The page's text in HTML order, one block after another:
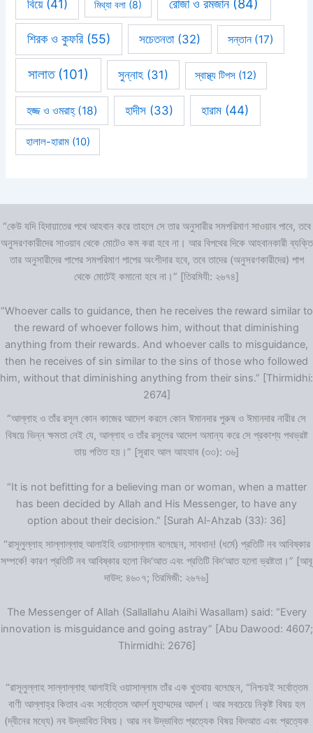
বিয়ে(41) মিথ্যা বলা(8) রোজা ও রমজান (84)
শিরক ও কুফরি(55) সচেতনতা(32) সন্তান(17)
সালাত(101) সুন্নাহ (31) স্বাস্থ্য টিপস (12)
হজ্জ ও ওমরাহ্‌(18) হাদীস(33) হারাম (44)
হালাল-হারাম(10)
“কেউ যদি হিদায়াতের পথে আহবান করে তাহলে সে তার অনুসারীর সমপরিমাণ সাওয়াব পাবে, তবে
অনুসরণকারীদের সাওয়াব থেকে মোটেও কম করা হবে না। আর বিপথের দিকে আহবানকারী ব্যক্তি
তার অনুসারীদের পাপের সমপরিমাণ পাপের অংশীদার হবে, তবে তাদের (অনুসরণকারীদের) পাপ
থেকে মোটেই কমানো হবে না।” [তিরমিযী: ২৬৭৪]
“Whoever calls to guidance, then he receives the reward similar to
the reward of whoever follows him, without that diminishing
anything from their rewards. And whoever calls to misguidance,
then he receives of sin similar to the sins of those who followed
him, without that diminishing anything from their sins.” [Thirmidhi:
2674]
“আল্লাহ ও তাঁর রসূল কোন কাজের আদেশ করলে কোন ঈমানদার পুরুষ ও ঈমানদার নারীর সে
বিষয়ে ভিন্ন ক্ষমতা নেই যে, আল্লাহ ও তাঁর রসূলের আদেশ অমান্য করে সে প্রকাশ্য পথভ্রষ্ট
তায় পতিত হয়।” [সূরাহ আল আহযাব (৩৩): ৩৬]
“It is not befitting for a believing man or woman, when a matter
has been decided by Allah and His Messenger, to have any
option about their decision.” [Surah Al-Ahzab (33): 36]
“রাসূলুল্লাহ সাল্লাল্লাহু আলাইহি ওয়াসাল্লাম বলেছেন, সাবধান! (ধর্মে) প্রতিটি নব আবিষ্কার
সম্পর্কে! কারণ প্রতিটি নব আবিষ্কার হলো বিদ‘আত এবং প্রতিটি বিদ‘আত হলো ভ্রষ্টতা।” [আবূ
দাউদ: ৪৬০৭; তিরমিজী: ২৬৭৬]
The Messenger of Allah (Sallallahu Alaihi Wasallam) said: “Every
innovation is misguidance and going astray” [Abu Dawood: 4607;
Thirmidhi: 2676]
“রাসূলুল্লাহ সাল্লাল্লাহু আলাইহি ওয়াসাল্লাম তাঁর এক খুতবায় বলেছেন, “নিশ্চয়ই সর্বোত্তম
বাণী আল্লাহ্‌র কিতাব এবং সর্বোত্তম আদর্শ মুহাম্মদের আদর্শ। আর সবচেয়ে নিকৃষ্ট বিষয় হল
(দ্বীনের মধ্যে) নব উদ্ভাবিত বিষয়। আর নব উদ্ভাবিত প্রত্যেক বিষয় বিদআত এবং প্রত্যেক